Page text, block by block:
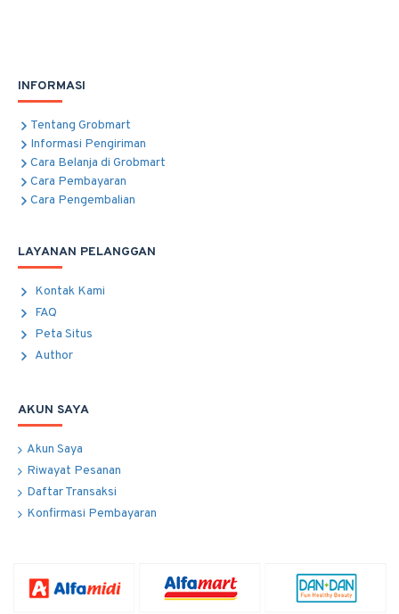
INFORMASI
Tentang Grobmart
Informasi Pengiriman
Cara Belanja di Grobmart
Cara Pembayaran
Cara Pengembalian
LAYANAN PELANGGAN
Kontak Kami
FAQ
Peta Situs
Author
AKUN SAYA
Akun Saya
Riwayat Pesanan
Daftar Transaksi
Konfirmasi Pembayaran